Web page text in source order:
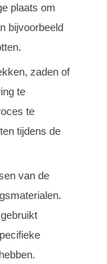
plaats om
bijvoorbeeld
zaden of
te
te
tijdens de
van de